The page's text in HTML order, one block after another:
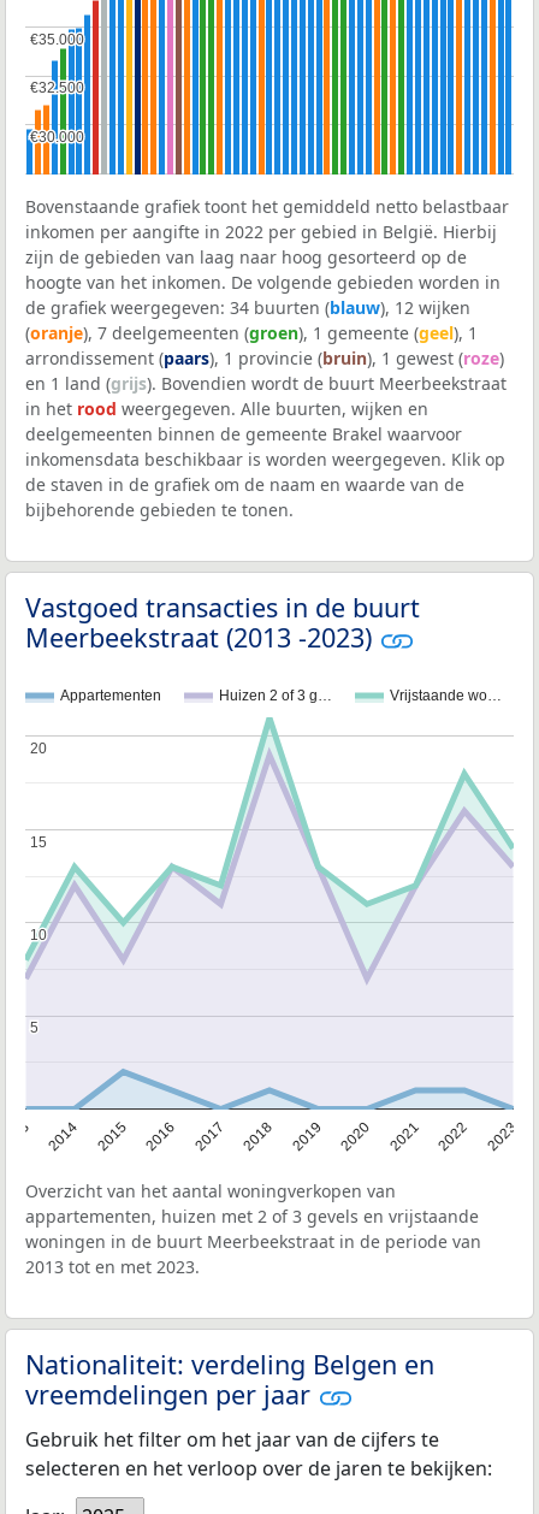
€30.000
€30.000
€32.500
€32.500
€35.000
€35.000
Bovenstaande grafiek toont het gemiddeld netto belastbaar
inkomen per aangifte in 2022 per gebied in België. Hierbij
zijn de gebieden van laag naar hoog gesorteerd op de
hoogte van het inkomen. De volgende gebieden worden in
de grafiek weergegeven: 34 buurten (blauw), 12 wijken
(oranje), 7 deelgemeenten (groen), 1 gemeente (geel), 1
arrondissement (paars), 1 provincie (bruin), 1 gewest (roze)
en 1 land (grijs). Bovendien wordt de buurt Meerbeekstraat
in het rood weergegeven. Alle buurten, wijken en
deelgemeenten binnen de gemeente Brakel waarvoor
inkomensdata beschikbaar is worden weergegeven. Klik op
de staven in de grafiek om de naam en waarde van de
bijbehorende gebieden te tonen.
Vastgoed transacties in de buurt
Meerbeekstraat (2013 -2023)
Appartementen Huizen 2 of 3 g… Vrijstaande wo…
2014 2015 2016 2017 2018 2019 2020 2021 2022 2023
5
5
10
10
15
15
20
20
Overzicht van het aantal woningverkopen van
appartementen, huizen met 2 of 3 gevels en vrijstaande
woningen in de buurt Meerbeekstraat in de periode van
2013 tot en met 2023.
Nationaliteit: verdeling Belgen en
vreemdelingen per jaar
Gebruik het filter om het jaar van de cijfers te
selecteren en het verloop over de jaren te bekijken: